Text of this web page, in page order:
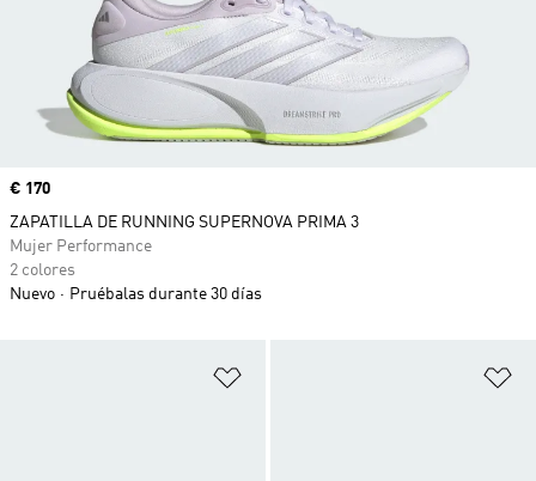
Precio
€ 170
ZAPATILLA DE RUNNING SUPERNOVA PRIMA 3
Mujer Performance
2 colores
Nuevo
Pruébalas durante 30 días